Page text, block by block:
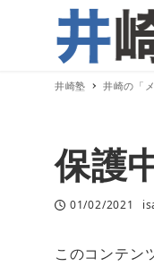
井崎塾 井崎の「
保護
投稿日
01/02/2021
著
このコンテン